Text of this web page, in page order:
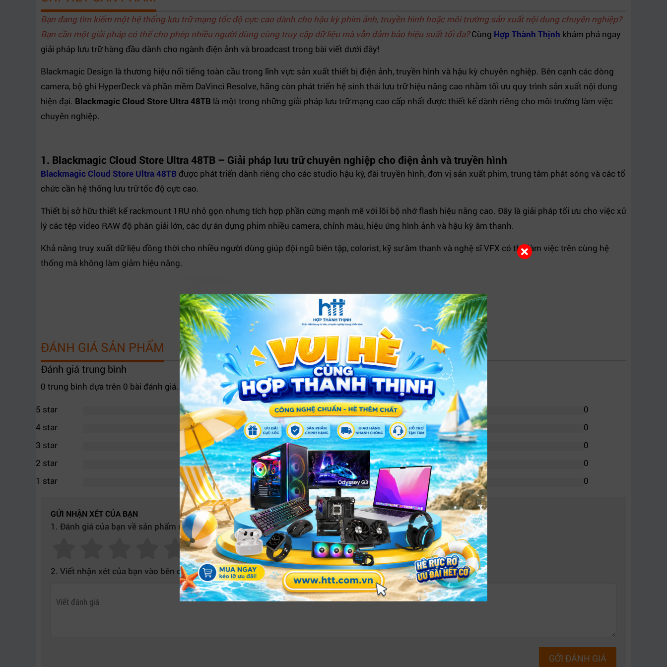
Hỗ trợ Replay Broadcast
Có
Hỗ trợ Video RAW
Lên đến 17K
Chia sẻ dữ liệu đa người
Màn hình giám sát trạng
thái
Có
Môi trường ứng dụng Điện ảnh, truyền hình, hậu kỳ
Bạn đang tìm kiếm một hệ thống lưu trữ mạng tốc độ cực cao dành cho hậu kỳ phim ảnh, truyền hình hoặc môi trường sản xuất nội dung chuyên nghiệp?
Bạn cần một giải pháp có thể cho phép nhiều người dùng cùng truy cập dữ liệu mà vẫn đảm bảo hiệu suất tối đa?Cùng Hợp Thành Thịnh khám phá ngay
giải pháp lưu trữ hàng đầu dành cho ngành điện ảnh và broadcast trong bài viết dưới đây!
Blackmagic Design là thương hiệu nổi tiếng toàn cầu trong lĩnh vực sản xuất thiết bị điện ảnh, truyền hình và hậu kỳ chuyên nghiệp. Bên cạnh các dòng
camera, bộ ghi HyperDeck và phần mềm DaVinci Resolve, hãng còn phát triển hệ sinh thái lưu trữ hiệu năng cao nhằm tối ưu quy trình sản xuất nội dung
hiện đại. Blackmagic Cloud Store Ultra 48TB là một trong những giải pháp lưu trữ mạng cao cấp nhất được thiết kế dành riêng cho môi trường làm việc
chuyên nghiệp.
1. Blackmagic Cloud Store Ultra 48TB – Giải pháp lưu trữ chuyên nghiệp cho điện ảnh và truyền hình
Blackmagic Cloud Store Ultra 48TB được phát triển dành riêng cho các studio hậu kỳ, đài truyền hình, đơn vị sản xuất phim, trung tâm phát sóng và các tổ
chức cần hệ thống lưu trữ tốc độ cực cao.
Thiết bị sở hữu thiết kế rackmount 1RU nhỏ gọn nhưng tích hợp phần cứng mạnh mẽ với lõi bộ nhớ flash hiệu năng cao. Đây là giải pháp tối ưu cho việc xử
lý các tệp video RAW độ phân giải lớn, các dự án dựng phim nhiều camera, chỉnh màu, hiệu ứng hình ảnh và hậu kỳ âm thanh.
Khả năng truy xuất dữ liệu đồng thời cho nhiều người dùng giúp đội ngũ biên tập, colorist, kỹ sư âm thanh và nghệ sĩ VFX có thể làm việc trên cùng hệ
thống mà không làm giảm hiệu năng.
Blackmagic Cloud Store Ultra 48TB – Sức mạnh lưu trữ cho studio điện ảnh chuyên nghiệp.
Hệ thống sử dụng 12 mô-đun bộ nhớ flash được cấu hình RAID 0 nhằm khai thác tối đa băng thông lưu trữ. Kết hợp với hai cổng Ethernet 100G, thiết bị có
XEM THÊM
ĐÁNH GIÁ SẢN PHẨM
Đánh giá trung bình
0 trung bình dựa trên 0 bài đánh giá.
5 star
0
4 star
0
3 star
0
2 star
0
1 star
0
GỬI NHẬN XÉT CỦA BẠN
1. Đánh giá của bạn về sản phẩm này:
2. Viết nhận xét của bạn vào bên dưới:
GỞI ĐÁNH GIÁ